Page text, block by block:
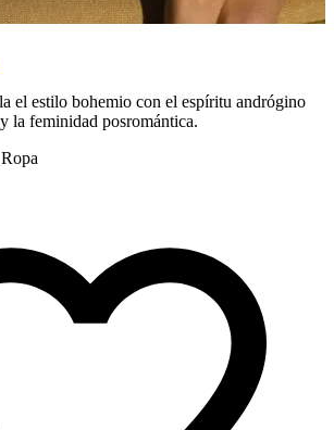
el estilo bohemio con el espíritu andrógino
la feminidad posromántica.